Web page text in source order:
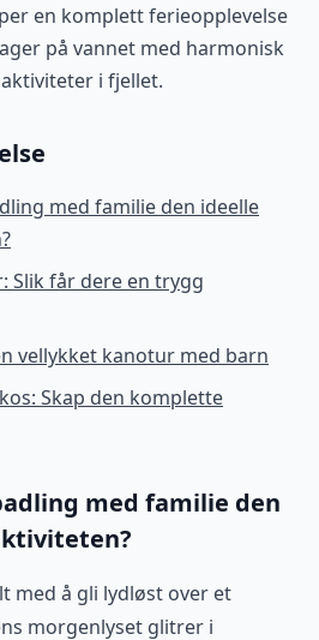
en komplett ferieopplevelse
på vannet med harmonisk
i fjellet.
med familie den ideelle
Slik får dere en trygg
vellykket kanotur med barn
Skap den komplette
med familie den
med å gli lydløst over et
morgenlyset glitrer i